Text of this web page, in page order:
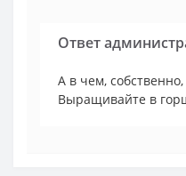
Ответ
А в чем,
Выращивайте в